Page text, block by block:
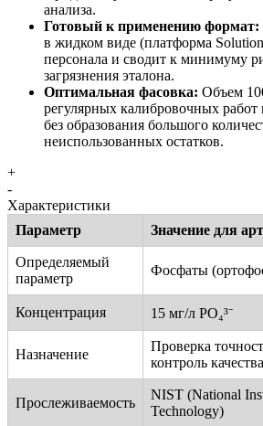
анализа.
Готовый к применению формат:
в жидком виде (платформа
персонала и сводит к минимуму
загрязнения эталона.
Оптимальная фасовка: Объем
регулярных калибровочных работ
без образования большого
неиспользованных остатков.
+
-
Характеристики
Параметр
Значение для
Определяемый
параметр
Фосфаты
Концентрация 15 мг/л PO₄³⁻
Назначение
Проверка
контроль качества
Прослеживаемость
NIST (National
Technology)